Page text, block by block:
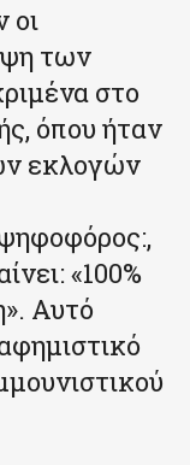
οι
των
στο
όπου ήταν
εκλογών
«100%
Αυτό